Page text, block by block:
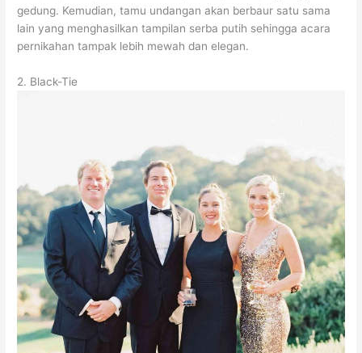
gedung. Kemudian, tamu undangan akan berbaur satu sama
lain yang menghasilkan tampilan serba putih sehingga acara
pernikahan tampak lebih mewah dan elegan.
2. Black-Tie